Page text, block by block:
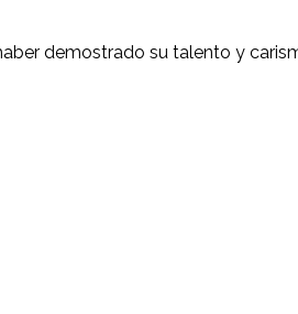
demostrado su talento y